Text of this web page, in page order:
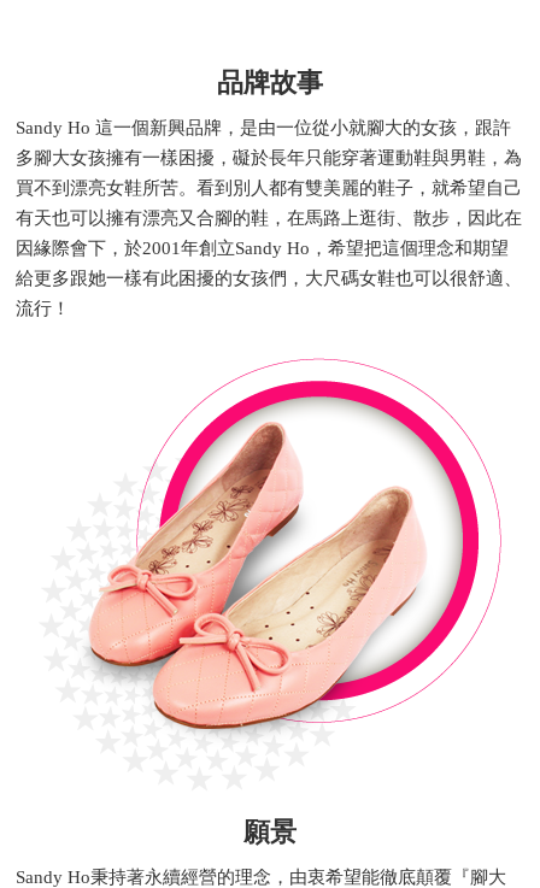
品牌故事
Sandy Ho 這一個新興品牌，是由一位從小就腳大的女孩，跟許
多腳大女孩擁有一樣困擾，礙於長年只能穿著運動鞋與男鞋，為
買不到漂亮女鞋所苦。看到別人都有雙美麗的鞋子，就希望自己
有天也可以擁有漂亮又合腳的鞋，在馬路上逛街、散步，因此在
因緣際會下，於2001年創立Sandy Ho，希望把這個理念和期望
給更多跟她一樣有此困擾的女孩們，大尺碼女鞋也可以很舒適、
流行！
願景
Sandy Ho秉持著永續經營的理念，由衷希望能徹底顛覆『腳大